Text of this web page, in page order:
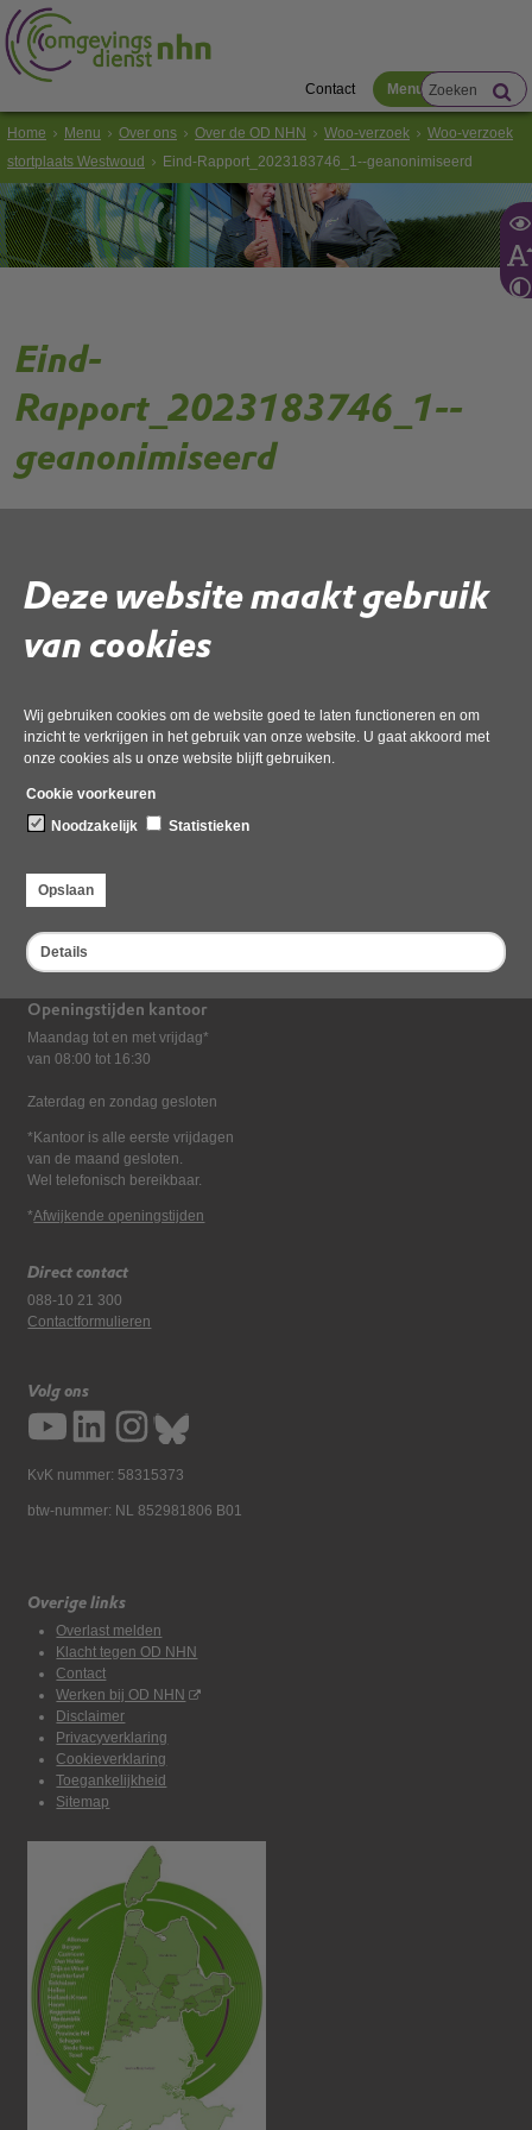
Deze website maakt gebruik
van cookies
Wij gebruiken cookies om de website goed te laten functioneren en om
inzicht te verkrijgen in het gebruik van onze website. U gaat akkoord met
onze cookies als u onze website blijft gebruiken.
Cookie voorkeuren
Noodzakelijk
Statistieken
Opslaan
Details
Contact Menu
Home Menu Over ons Over de OD NHN Woo-verzoek
Woo-verzoek
stortplaats Westwoud
Eind-Rapport_2023183746_1--geanonimiseerd
Eind-
Rapport_2023183746_1--
geanonimiseerd
23 december 2025,pdf , 1MB
Deel deze pagina
Bezoekadres
Postadres
Postbus 2095, 1620 EB Hoorn
Openingstijden kantoor
Maandag tot en met vrijdag*
van 08:00 tot 16:30
Zaterdag en zondag gesloten
*Kantoor is alle eerste vrijdagen
van de maand gesloten.
Wel telefonisch bereikbaar.
*Afwijkende openingstijden
Direct contact
088-10 21 300
Contactformulieren
Volg ons
KvK nummer: 58315373
btw-nummer: NL 852981806 B01
Overige links
Overlast melden
Klacht tegen OD NHN
Contact
Werken bij OD NHN
Disclaimer
Privacyverklaring
Cookieverklaring
Toegankelijkheid
Sitemap